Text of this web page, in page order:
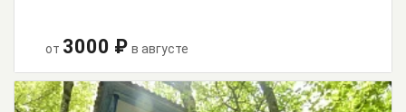
от 3000 ₽ в августе